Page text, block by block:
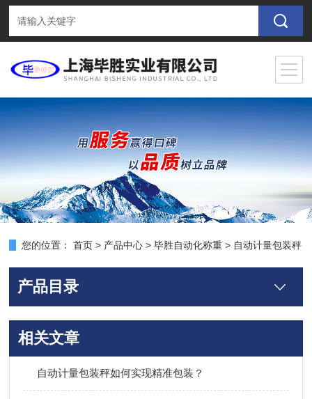
您的位置： 首页 > 产品中心 >毕胜自动化称重 > 自动计量包装秤
产品目录
相关文章
自动计量包装秤如何实现精准包装？